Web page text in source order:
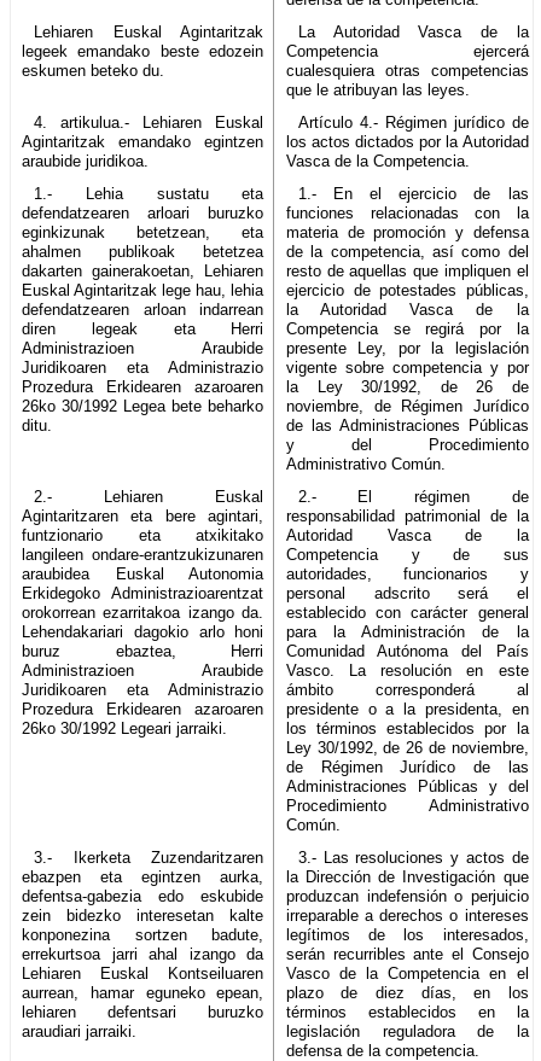
Lehiaren Euskal Agintaritzak
legeek emandako beste edozein
eskumen beteko du.
La Autoridad Vasca de la
Competencia ejercerá
cualesquiera otras competencias
que le atribuyan las leyes.
4. artikulua.- Lehiaren Euskal
Agintaritzak emandako egintzen
araubide juridikoa.
Artículo 4.- Régimen jurídico de
los actos dictados por la Autoridad
Vasca de la Competencia.
1.- Lehia sustatu eta
defendatzearen arloari buruzko
eginkizunak betetzean, eta
ahalmen publikoak betetzea
dakarten gainerakoetan, Lehiaren
Euskal Agintaritzak lege hau, lehia
defendatzearen arloan indarrean
diren legeak eta Herri
Administrazioen Araubide
Juridikoaren eta Administrazio
Prozedura Erkidearen azaroaren
26ko 30/1992 Legea bete beharko
ditu.
1.- En el ejercicio de las
funciones relacionadas con la
materia de promoción y defensa
de la competencia, así como del
resto de aquellas que impliquen el
ejercicio de potestades públicas,
la Autoridad Vasca de la
Competencia se regirá por la
presente Ley, por la legislación
vigente sobre competencia y por
la Ley 30/1992, de 26 de
noviembre, de Régimen Jurídico
de las Administraciones Públicas
y del Procedimiento
Administrativo Común.
2.- Lehiaren Euskal
Agintaritzaren eta bere agintari,
funtzionario eta atxikitako
langileen ondare-erantzukizunaren
araubidea Euskal Autonomia
Erkidegoko Administrazioarentzat
orokorrean ezarritakoa izango da.
Lehendakariari dagokio arlo honi
buruz ebaztea, Herri
Administrazioen Araubide
Juridikoaren eta Administrazio
Prozedura Erkidearen azaroaren
26ko 30/1992 Legeari jarraiki.
2.- El régimen de
responsabilidad patrimonial de la
Autoridad Vasca de la
Competencia y de sus
autoridades, funcionarios y
personal adscrito será el
establecido con carácter general
para la Administración de la
Comunidad Autónoma del País
Vasco. La resolución en este
ámbito corresponderá al
presidente o a la presidenta, en
los términos establecidos por la
Ley 30/1992, de 26 de noviembre,
de Régimen Jurídico de las
Administraciones Públicas y del
Procedimiento Administrativo
Común.
3.- Ikerketa Zuzendaritzaren
ebazpen eta egintzen aurka,
defentsa-gabezia edo eskubide
zein bidezko interesetan kalte
konponezina sortzen badute,
errekurtsoa jarri ahal izango da
Lehiaren Euskal Kontseiluaren
aurrean, hamar eguneko epean,
lehiaren defentsari buruzko
araudiari jarraiki.
3.- Las resoluciones y actos de
la Dirección de Investigación que
produzcan indefensión o perjuicio
irreparable a derechos o intereses
legítimos de los interesados,
serán recurribles ante el Consejo
Vasco de la Competencia en el
plazo de diez días, en los
términos establecidos en la
legislación reguladora de la
defensa de la competencia.